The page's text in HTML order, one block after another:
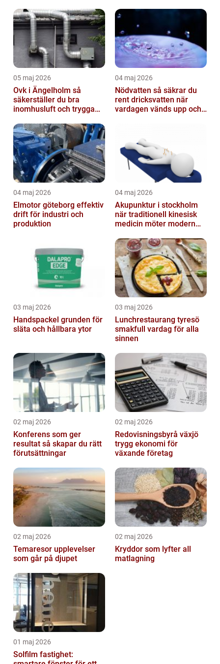
05 maj 2026
Ovk i Ängelholm så
säkerställer du bra
inomhusluft och trygga
04 maj 2026
Nödvatten så säkrar du
rent dricksvatten när
vardagen vänds upp och
04 maj 2026
Elmotor göteborg effektiv
drift för industri och
produktion
04 maj 2026
Akupunktur i stockholm
när traditionell kinesisk
medicin möter modern
03 maj 2026
Handspackel grunden för
släta och hållbara ytor
03 maj 2026
Lunchrestaurang tyresö
smakfull vardag för alla
sinnen
02 maj 2026
Konferens som ger
resultat så skapar du rätt
förutsättningar
02 maj 2026
Redovisningsbyrå växjö
trygg ekonomi för
växande företag
02 maj 2026
Temaresor upplevelser
som går på djupet
02 maj 2026
Kryddor som lyfter all
matlagning
01 maj 2026
Solfilm fastighet: